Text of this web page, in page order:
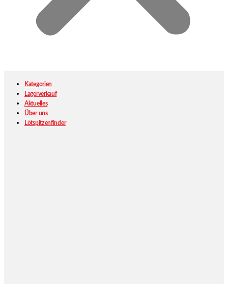
Kategorien
Lagerverkauf
Aktuelles
Über uns
Lötspitzenfinder